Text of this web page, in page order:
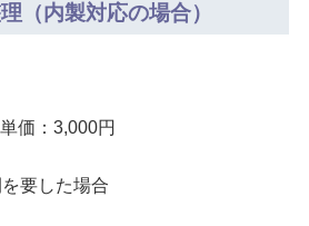
（内製対応の場合）
価：3,000円
要した場合